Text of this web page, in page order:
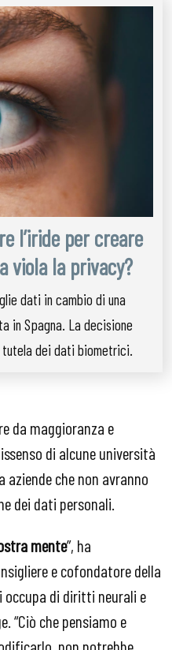
l’iride per creare
viola la privacy?
dati in cambio di una
in Spagna. La decisione
tutela dei dati biometrici.
da maggioranza e
di alcune università
che non avranno
dei dati personali.
mente”, ha
e cofondatore della
di diritti neurali e
“Ciò che pensiamo e